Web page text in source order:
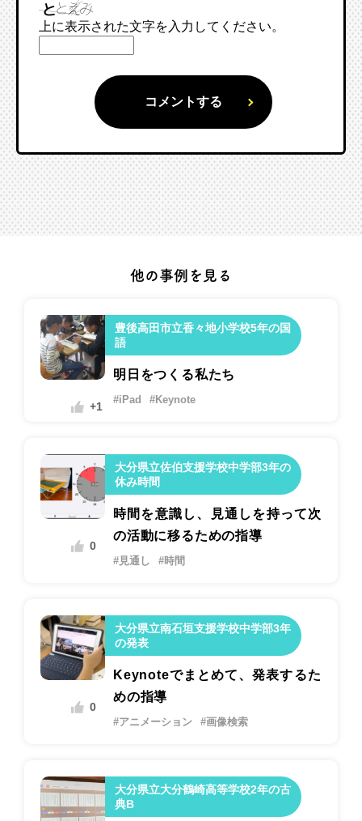
上に表示された文字を入力してください。
他の事例を見る
豊後高田市立香々地小学校5年の国
語
+1
明日をつくる私たち
#iPad #Keynote
大分県立佐伯支援学校中学部3年の
休み時間
0
時間を意識し、見通しを持って次
の活動に移るための指導
#見通し #時間
大分県立南石垣支援学校中学部3年
の発表
0
Keynoteでまとめて、発表するた
めの指導
#アニメーション #画像検索
大分県立大分鶴崎高等学校2年の古
典B